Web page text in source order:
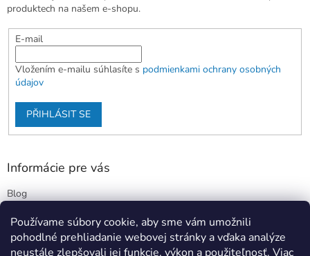
Používame súbory cookie, aby sme vám umožnili
pohodlné prehliadanie webovej stránky a vďaka analýze
neustále zlepšovali jej funkcie, výkon a použiteľnosť. Viac
produktech na našem e-shopu.
E-mail
Vložením e-mailu súhlasíte s podmienkami ochrany osobných
údajov
PŘIHLÁSIT SE
Informácie pre vás
Blog
Obchodné podmienky
Podmienky ochrany osobných údajov